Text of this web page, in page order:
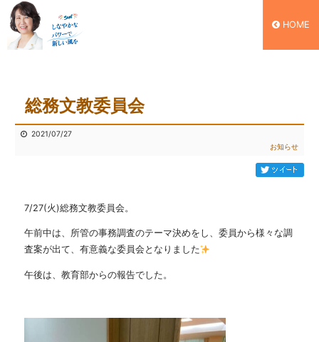
HOME
総務文教委員会
2021/07/27
お知らせ
7/27(火)総務文教委員会。
午前中は、所管の事務調査のテーマ決めをし、委員から様々な調
査案が出て、有意義な委員会となりました
午後は、教育部からの報告でした。